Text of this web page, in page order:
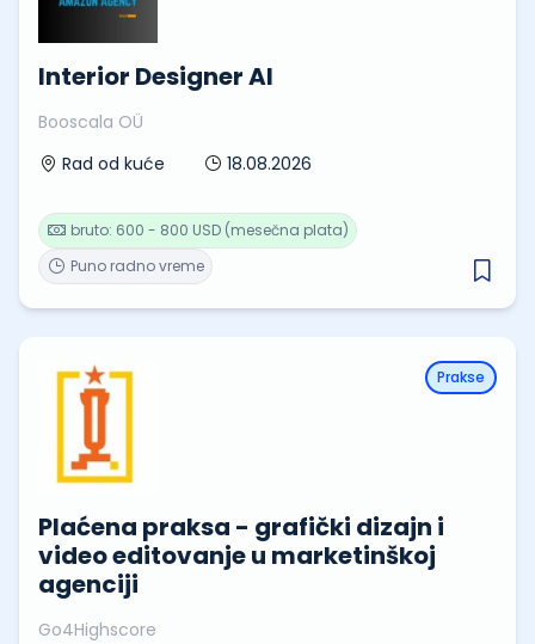
Interior Designer AI
Booscala OÜ
Rad od kuće
18.08.2026
Puno radno vreme
bruto: 600 - 800 USD (mesečna plata)
Prakse
Plaćena praksa - grafički dizajn i
video editovanje u marketinškoj
agenciji
Go4Highscore